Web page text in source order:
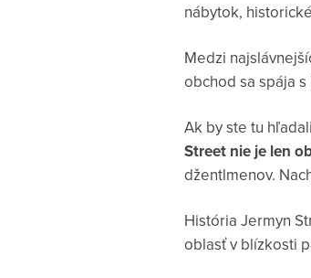
nábytok,
Medzi
obchod sa spája
Ak by ste tu
Street nie je len
džentlmenov.
História Jermyn
oblasť v blízkosti